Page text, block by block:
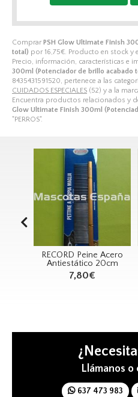
Comprar PSH Glow Ultimate Finish
total) por 16,75€ . Producto en stock y
Precio, información, características e
300ml (Potenciador de brillo acabado
8435431591520, pertenece a las
CUIDADOS ESPECIALES (52) y a la
Encuentra productos relacionados y
Glow Ultimate Finish 300ml
"PERROS".
Peine Acero
20cm
Rosa
Llámanos
637 473 983